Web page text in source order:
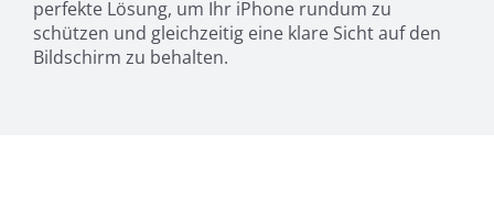
perfekte Lösung, um Ihr iPhone rundum zu
schützen und gleichzeitig eine klare Sicht auf den
Bildschirm zu behalten.